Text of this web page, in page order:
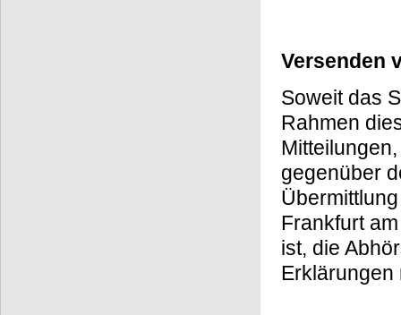
Versenden
Soweit das
Rahmen
gegenüber
Frankfurt
ist, die
Erklärungen